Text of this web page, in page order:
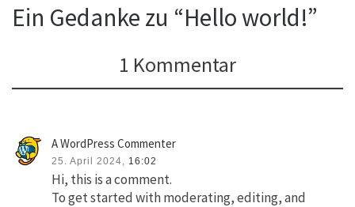
Ein Gedanke zu “Hello world!”
1 Kommentar
A WordPress Commenter
25. April 2024, 16:02
Hi, this is a comment.
To get started with moderating, editing, and